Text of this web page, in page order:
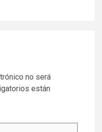
no será
están